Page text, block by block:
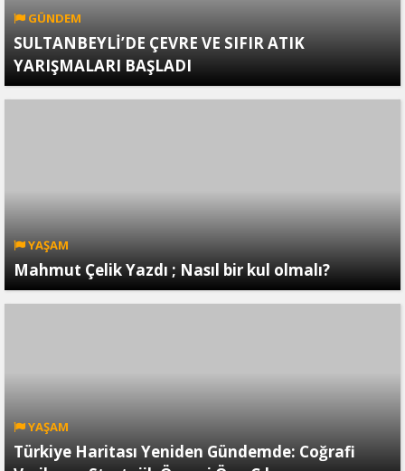
GÜNDEM
SULTANBEYLİ’DE ÇEVRE VE SIFIR ATIK
YARIŞMALARI BAŞLADI
YAŞAM
Mahmut Çelik Yazdı ; Nasıl bir kul olmalı?
YAŞAM
Türkiye Haritası Yeniden Gündemde: Coğrafi